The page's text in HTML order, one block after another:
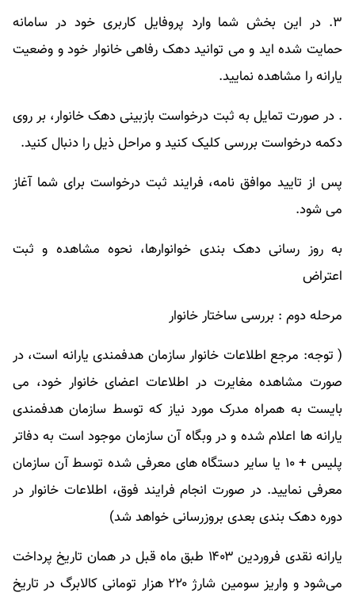
۳. در این بخش شما وارد پروفایل کاربری خود در سامانه
حمایت شده اید و می توانید دهک رفاهی خانوار خود و وضعیت
یارانه را مشاهده نمایید.
. در صورت تمایل به ثبت درخواست بازبینی دهک خانوار، بر روی
دکمه درخواست بررسی کلیک کنید و مراحل ذیل را دنبال کنید.
پس از تایید موافق نامه، فرایند ثبت درخواست برای شما آغاز
می شود.
به روز رسانی دهک بندی خوانوارها، نحوه مشاهده و ثبت
اعتراض
مرحله دوم : بررسی ساختار خانوار
( توجه: مرجع اطلاعات خانوار سازمان هدفمندی یارانه است، در
صورت مشاهده مغایرت در اطلاعات اعضای خانوار خود، می
بایست به همراه مدرک مورد نیاز که توسط سازمان هدفمندی
یارانه ها اعلام شده و در وبگاه آن سازمان موجود است به دفاتر
پلیس + ۱۰ یا سایر دستگاه های معرفی شده توسط آن سازمان
معرفی نمایید. در صورت انجام فرایند فوق، اطلاعات خانوار در
دوره دهک بندی بعدی بروزرسانی خواهد شد)
یارانه نقدی فروردین ۱۴۰۳ طبق ماه قبل در همان تاریخ پرداخت
می‌شود و واریز سومین شارژ ۲۲۰ هزار تومانی کالابرگ در تاریخ